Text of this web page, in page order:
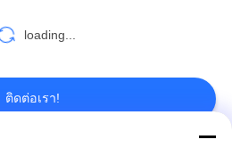
งเย็นแม่
loading...
ติดต่อเรา!